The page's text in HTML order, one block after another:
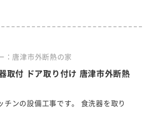
：唐津市外断熱の家
取付 ドア取り付け 唐津市外断熱
ンの設備工事です。 食洗器を取り